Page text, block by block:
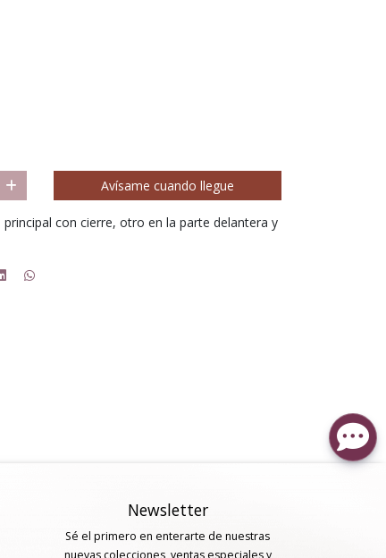
Avísame cuando llegue
con cierre, otro en la parte delantera y
Newsletter
Sé el primero en enterarte de nuestras
nuevas colecciones, ventas especiales y